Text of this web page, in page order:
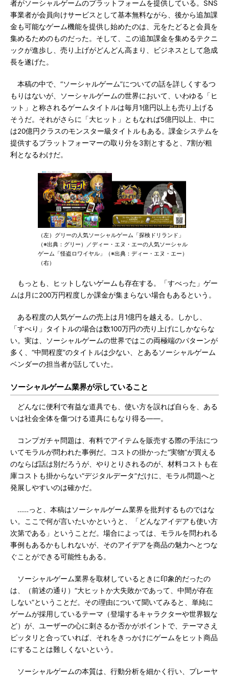
者がソーシャルゲームのプラットフォームを提供している。SNS
事業者が会員向けサービスとして基本無料ながら、後から追加課
金も可能なゲーム機能を提供し始めたのは、元をたどると会員を
集めるためのものだった。そして、この追加課金を集めるテクニ
ックが進歩し、売り上げがどんどん高まり、ビジネスとして急成
長を遂げた。
本稿の中で、“ソーシャルゲーム”についての話を詳しくするつ
もりはないが、ソーシャルゲームの世界において、いわゆる「ヒ
ット」と称されるゲームタイトルは毎月1億円以上も売り上げる
そうだ。それがさらに「大ヒット」ともなれば5億円以上、中に
は20億円クラスのモンスター級タイトルもある。課金システムを
提供するプラットフォーマーの取り分を3割とすると、7割が粗
利となるわけだ。
（左）グリーの人気ソーシャルゲーム「探検ドリランド」
（※出典：グリー）／ディー・エヌ・エーの人気ソーシャル
ゲーム「怪盗ロワイヤル」（※出典：ディー・エヌ・エー）
（右）
もっとも、ヒットしないゲームも存在する。「すべった」ゲー
ムは月に200万円程度しか課金が集まらない場合もあるという。
ある程度の人気ゲームの売上は月1億円を越える。しかし、
「すべり」タイトルの場合は数100万円の売り上げにしかならな
い。実は、ソーシャルゲームの世界ではこの両極端のパターンが
多く、“中間程度”のタイトルは少ない、とあるソーシャルゲーム
ベンダーの担当者が話していた。
ソーシャルゲーム業界が示していること
どんなに便利で有益な道具でも、使い方を誤れば自らを、ある
いは社会全体を傷つける道具にもなり得る――。
コンプガチャ問題は、有料でアイテムを販売する際の手法につ
いてモラルが問われた事例だ。コストの掛かった“実物”が買える
のならば話は別だろうが、やりとりされるのが、材料コストも在
庫コストも掛からない“デジタルデータ”だけに、モラル問題へと
発展しやすいのは確かだ。
……っと、本稿はソーシャルゲーム業界を批判するものではな
い。ここで何が言いたいかというと、「どんなアイデアも使い方
次第である」ということだ。場合によっては、モラルを問われる
事例もあるかもしれないが、そのアイデアを商品の魅力へとつな
ぐことができる可能性もある。
ソーシャルゲーム業界を取材しているときに印象的だったの
は、（前述の通り）“大ヒットか大失敗かであって、中間が存在
しない”ということだ。その理由について聞いてみると、単純に
ゲームが採用しているテーマ（登場するキャラクターや世界観な
ど）が、ユーザーの心に刺さるか否かがポイントで、テーマさえ
ピッタリと合っていれば、それをきっかけにゲームをヒット商品
にすることは難しくないという。
ソーシャルゲームの本質は、行動分析を細かく行い、プレーヤ